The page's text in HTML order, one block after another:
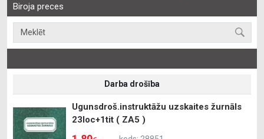
Biroja preces
Darba drošība
Ugunsdroš.instruktāžu uzskaites žurnāls
23loc+1tit ( ZA5 )